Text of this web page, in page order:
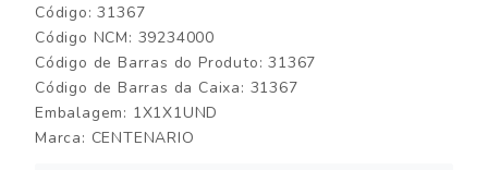
Código: 31367
Código NCM: 39234000
Código de Barras do Produto: 31367
Código de Barras da Caixa: 31367
Embalagem: 1X1X1UND
Marca: CENTENARIO